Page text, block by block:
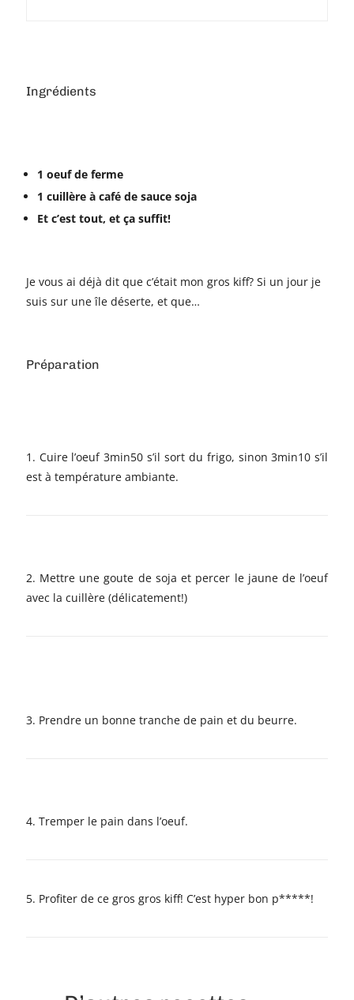
Ingrédients
1 oeuf de ferme
1 cuillère à café de sauce soja
Et c’est tout, et ça suffit!
Je vous ai déjà dit que c’était mon gros kiff? Si un jour je
suis sur une île déserte, et que…
Préparation
1. Cuire l’oeuf 3min50 s’il sort du frigo, sinon 3min10 s’il
est à température ambiante.
2. Mettre une goute de soja et percer le jaune de l’oeuf
avec la cuillère (délicatement!)
3. Prendre un bonne tranche de pain et du beurre.
4. Tremper le pain dans l’oeuf.
5. Profiter de ce gros gros kiff! C’est hyper bon p*****!